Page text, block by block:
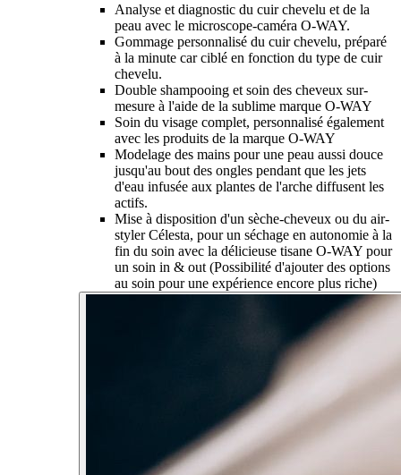
Analyse et diagnostic du cuir chevelu et de la
peau avec le microscope-caméra O-WAY.
Gommage personnalisé du cuir chevelu, préparé
à la minute car ciblé en fonction du type de cuir
chevelu.
Double shampooing et soin des cheveux sur-
mesure à l'aide de la sublime marque O-WAY
Soin du visage complet, personnalisé également
avec les produits de la marque O-WAY
Modelage des mains pour une peau aussi douce
jusqu'au bout des ongles pendant que les jets
d'eau infusée aux plantes de l'arche diffusent les
actifs.
Mise à disposition d'un sèche-cheveux ou du air-
styler Célesta, pour un séchage en autonomie à la
fin du soin avec la délicieuse tisane O-WAY pour
un soin in & out (Possibilité d'ajouter des options
au soin pour une expérience encore plus riche)